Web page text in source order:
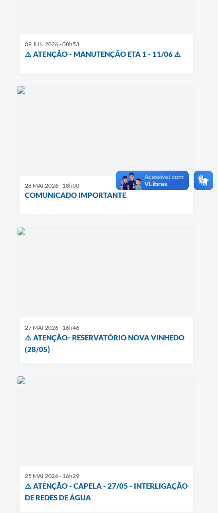
09 JUN 2026 - 08h53
⚠️ ATENÇÃO - MANUTENÇÃO ETA 1 - 11/06 ⚠️
28 MAI 2026 - 18h00
COMUNICADO IMPORTANTE
27 MAI 2026 - 16h46
⚠️ ATENÇÃO- RESERVATÓRIO NOVA VINHEDO
(28/05)
25 MAI 2026 - 16h29
⚠️ ATENÇÃO - CAPELA - 27/05 - INTERLIGAÇÃO
DE REDES DE ÁGUA